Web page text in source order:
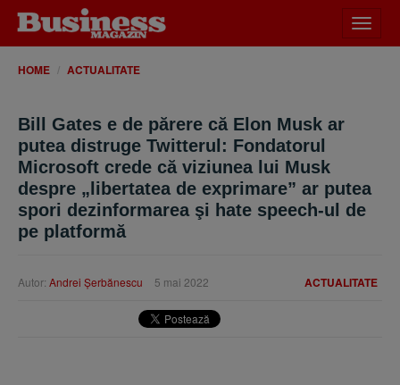
meniu
HOME ACTUALITATE
Bill Gates e de părere că Elon Musk ar
putea distruge Twitterul: Fondatorul
Microsoft crede că viziunea lui Musk
despre „libertatea de exprimare” ar putea
spori dezinformarea şi hate speech-ul de
pe platformă
ACTUALITATE
Autor: Andrei Şerbănescu 5 mai 2022